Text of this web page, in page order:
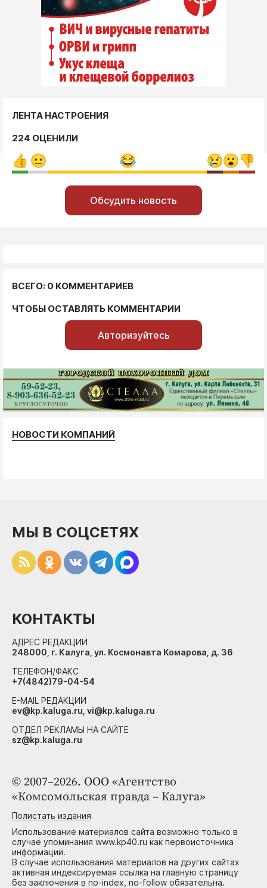
ЛЕНТА НАСТРОЕНИЯ
224 ОЦЕНИЛИ
Обсудить новость
ВСЕГО: 0 КОММЕНТАРИЕВ
ЧТОБЫ ОСТАВЛЯТЬ КОММЕНТАРИИ
Авторизуйтесь
НОВОСТИ КОМПАНИЙ
© 2007–2026. ООО «Агентство
«Комсомольская правда – Калуга»
Полистать издания
Использование материалов сайта возможно только в
случае упоминания www.kp40.ru как первоисточника
информации.
В случае использования материалов на других сайтах
активная индексируемая ссылка на главную страницу
без заключения в no-index, no-follow обязательна.
МЫ В СОЦСЕТЯХ
КОНТАКТЫ
АДРЕС РЕДАКЦИИ
248000, г. Калуга, ул. Космонавта Комарова, д. 36
ТЕЛЕФОН/ФАКС
+7(4842)79-04-54
E-MAIL РЕДАКЦИИ
ev@kp.kaluga.ru, vi@kp.kaluga.ru
ОТДЕЛ РЕКЛАМЫ НА САЙТЕ
sz@kp.kaluga.ru